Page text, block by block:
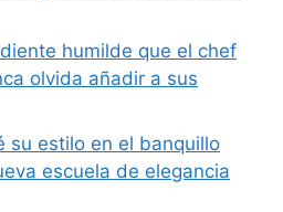
humilde que el chef
olvida añadir a sus
su estilo en el banquillo
escuela de elegancia